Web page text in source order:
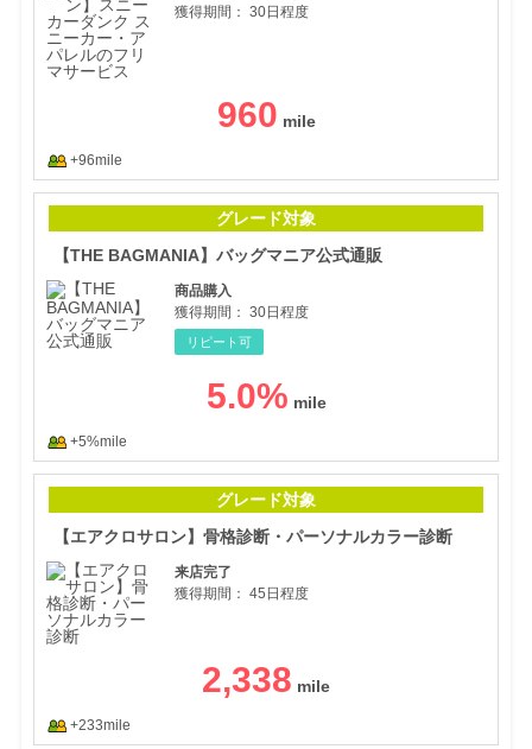
獲得期間： 30日程度
960
+96mile
グレード対象
【THE BAGMANIA】バッグマニア公式通販
商品購入
獲得期間： 30日程度
リピート可
5.0%
+5%mile
グレード対象
【エアクロサロン】骨格診断・パーソナルカラー診断
来店完了
獲得期間： 45日程度
2,338
+233mile